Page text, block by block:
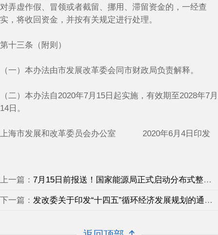
对弄虚作假、冒领或者截留、挪用、滞留资金的，一经查
实，将收回资金，并按有关规定进行处理。
第十三条（附则）
（一）本办法由市发展改革委会同市财政局负责解释。
（二）本办法自2020年7月15日起实施，有效期至2028年7月
14日。
上海市发展和改革委员会办公室 2020年6月4日印发
上一篇： 7月15日前报送！国家能源局正式启动分布式整县推进工作！
下一篇： 发改委关于印发“十四五”循环经济发展规划的通知，推行分布式能源及光伏储能一体化系统应用